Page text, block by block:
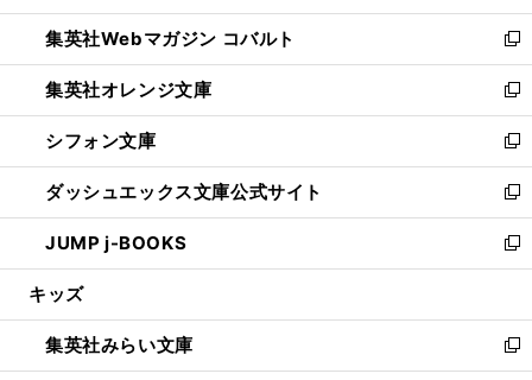
開
く
ウ
で
開
く
ン
ド
ウ
で
開
く
ウ
ィ
ン
ド
ウ
で
開
く
集英社Webマガジン コバルト
新
し
い
ウ
ィ
ン
ド
ウ
で
開
集英社オレンジ文庫
新
し
い
ウ
ィ
ン
ド
ウ
開
く
シフォン文庫
新
し
い
ウ
ィ
ン
ウ
で
開
ダッシュエックス文庫公式サイト
新
し
い
ウ
ン
ド
ウ
JUMP j-BOOKS
新
し
ウ
ィ
ン
キッズ
集英社みらい文庫
新
し